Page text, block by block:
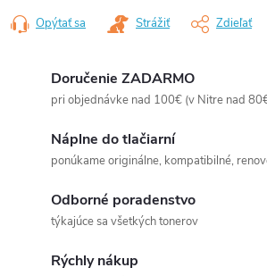
Opýtať sa Strážiť Zdieľať
Doručenie ZADARMO
pri objednávke nad 100€ (v Nitre nad
Náplne do tlačiarní
ponúkame originálne, kompatibilné,
Odborné poradenstvo
týkajúce sa všetkých tonerov
Rýchly nákup